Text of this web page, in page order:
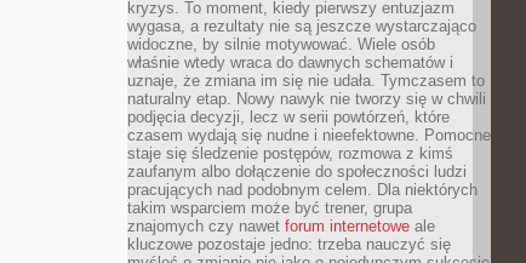
kryzys. To moment, kiedy pierwszy entuzjazm
wygasa, a rezultaty nie są jeszcze wystarczająco
widoczne, by silnie motywować. Wiele osób
właśnie wtedy wraca do dawnych schematów i
uznaje, że zmiana im się nie udała. Tymczasem to
naturalny etap. Nowy nawyk nie tworzy się w chwili
podjęcia decyzji, lecz w serii powtórzeń, które
czasem wydają się nudne i nieefektowne. Pomocne
staje się śledzenie postępów, rozmowa z kimś
zaufanym albo dołączenie do społeczności ludzi
pracujących nad podobnym celem. Dla niektórych
takim wsparciem może być trener, grupa
znajomych czy nawet forum internetowe ale
kluczowe pozostaje jedno: trzeba nauczyć się